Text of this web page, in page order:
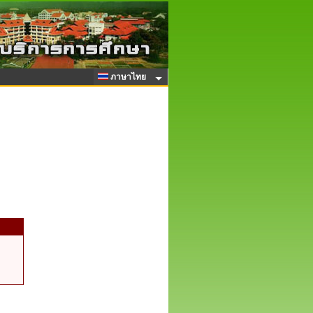
ภาษาไทย